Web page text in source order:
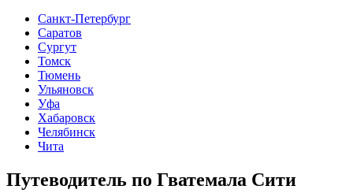
Санкт-Петербург
Саратов
Сургут
Томск
Тюмень
Ульяновск
Уфа
Хабаровск
Челябинск
Чита
Путеводитель по Гватемала Сити